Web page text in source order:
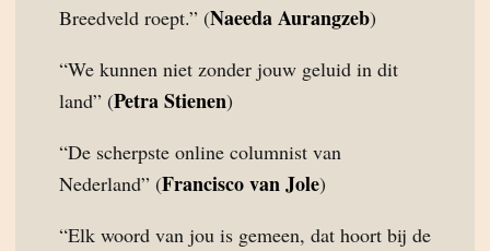
Breedveld roept.” (Naeeda Aurangzeb)
“We kunnen niet zonder jouw geluid in dit
land” (Petra Stienen)
“De scherpste online columnist van
Nederland” (Francisco van Jole)
“Elk woord van jou is gemeen, dat hoort bij de